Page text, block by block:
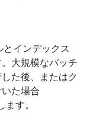
インデックス
大規模なバッチ
た後、またはク
た場合
す。